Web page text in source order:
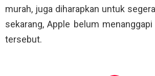
murah, juga diharapkan untuk
sekarang, Apple belum
tersebut.